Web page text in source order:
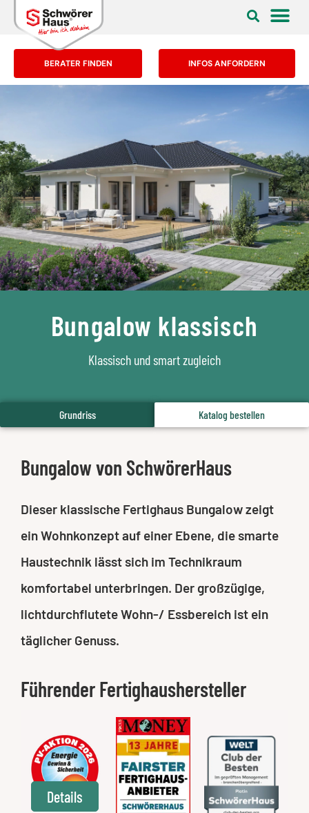
BERATER FINDEN INFOS ANFORDERN
Bungalow klassisch
Klassisch und smart zugleich
Grundriss Katalog bestellen
Bungalow von SchwörerHaus
Dieser klassische Fertighaus Bungalow zeigt
ein Wohnkonzept auf einer Ebene, die smarte
Haustechnik lässt sich im Technikraum
komfortabel unterbringen. Der großzügige,
lichtdurchflutete Wohn-/ Essbereich ist ein
täglicher Genuss.
Führender Fertighaushersteller
Details